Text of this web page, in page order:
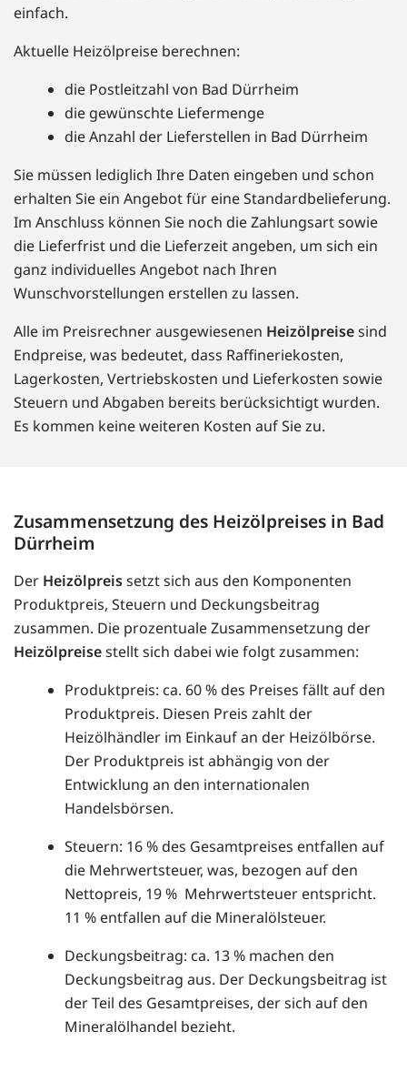
einfach.
Aktuelle Heizölpreise berechnen:
die Postleitzahl von Bad Dürrheim
die gewünschte Liefermenge
die Anzahl der Lieferstellen in Bad Dürrheim
Sie müssen lediglich Ihre Daten eingeben und schon
erhalten Sie ein Angebot für eine Standardbelieferung.
Im Anschluss können Sie noch die Zahlungsart sowie
die Lieferfrist und die Lieferzeit angeben, um sich ein
ganz individuelles Angebot nach Ihren
Wunschvorstellungen erstellen zu lassen.
Alle im Preisrechner ausgewiesenen Heizölpreisesind
Endpreise, was bedeutet, dass Raffineriekosten,
Lagerkosten, Vertriebskosten und Lieferkosten sowie
Steuern und Abgaben bereits berücksichtigt wurden.
Es kommen keine weiteren Kosten auf Sie zu.
Zusammensetzung des Heizölpreises in Bad
Dürrheim
Der Heizölpreissetzt sich aus den Komponenten
Produktpreis, Steuern und Deckungsbeitrag
zusammen. Die prozentuale Zusammensetzung der
Heizölpreisestellt sich dabei wie folgt zusammen:
Produktpreis: ca. 60 % des Preises fällt auf den
Produktpreis. Diesen Preis zahlt der
Heizölhändler im Einkauf an der Heizölbörse.
Der Produktpreis ist abhängig von der
Entwicklung an den internationalen
Handelsbörsen.
Steuern: 16 % des Gesamtpreises entfallen auf
die Mehrwertsteuer, was, bezogen auf den
Nettopreis, 19 % Mehrwertsteuer entspricht.
11 % entfallen auf die Mineralölsteuer.
Deckungsbeitrag: ca. 13 % machen den
Deckungsbeitrag aus. Der Deckungsbeitrag ist
der Teil des Gesamtpreises, der sich auf den
Mineralölhandel bezieht.